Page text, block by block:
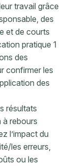
travail grâce
des
et de courts
pratique 1
des
confirmer les
des
résultats
à rebours
l’impact du
les erreurs,
ou les